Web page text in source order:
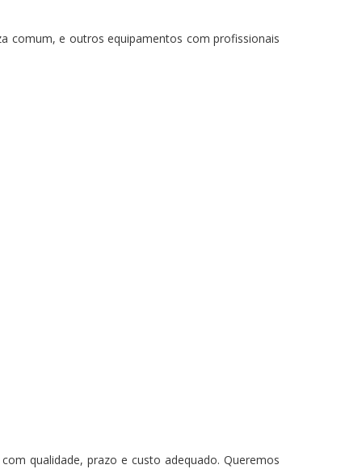
comum, e outros equipamentos com profissionais
qualidade, prazo e custo adequado. Queremos